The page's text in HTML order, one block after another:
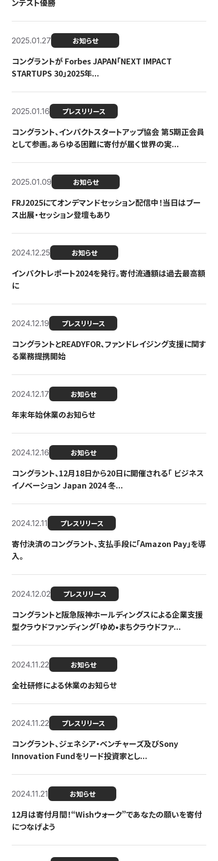
ンテスト優勝
2025.01.27 お知らせ
コングラントが Forbes JAPAN「NEXT IMPACT
STARTUPS 30」2025年...
2025.01.16 プレスリリース
コングラント、インパクトスタートアップ協会 第5期正会員
として参画。あらゆる困難に寄付が届く世界の実...
2025.01.09 お知らせ
FRJ2025にてオンデマンドセッション配信中！当日はブー
ス出展・セッション登壇もあり
2024.12.25 お知らせ
インパクトレポート2024を発行。寄付流通額は過去最高額
に
2024.12.19 プレスリリース
コングラントとREADYFOR、ファンドレイジング支援に関す
る業務提携開始
2024.12.17 お知らせ
年末年始休業のお知らせ
2024.12.16 お知らせ
コングラント、12月18日から20日に開催される「 ビジネス
イノベーション Japan 2024 冬...
2024.12.11 プレスリリース
寄付決済のコングラント、支払手段に「Amazon Pay」を導
入。
2024.12.02 プレスリリース
コングラントと阪急阪神ホールディングスによる企業支援
型クラウドファンディング「ゆめ•まちクラウドファ...
2024.11.22 お知らせ
全社研修による休業のお知らせ
2024.11.22 プレスリリース
コングラント、ジェネシア・ベンチャーズ及びSony
Innovation Fundをリード投資家とし...
2024.11.21 お知らせ
12月は寄付月間！“Wishウォーク”であなたの願いを寄付
につなげよう